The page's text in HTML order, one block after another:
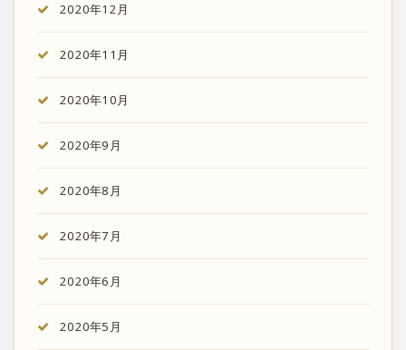
2020年12月
2020年11月
2020年10月
2020年9月
2020年8月
2020年7月
2020年6月
2020年5月